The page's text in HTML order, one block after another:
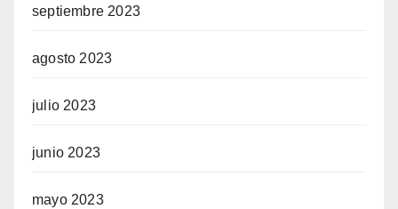
septiembre 2023
agosto 2023
julio 2023
junio 2023
mayo 2023